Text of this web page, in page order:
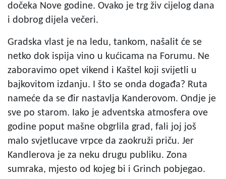
dočeka Nove godine. Ovako je trg živ cijelog dana
i dobrog dijela večeri.
Gradska vlast je na ledu, tankom, našalit će se
netko dok ispija vino u kućicama na Forumu. Ne
zaboravimo opet vikend i Kaštel koji svijetli u
bajkovitom izdanju. I što se onda događa? Ruta
nameće da se đir nastavlja Kanderovom. Ondje je
sve po starom. Iako je adventska atmosfera ove
godine poput mašne obgrlila grad, fali joj još
malo svjetlucave vrpce da zaokruži priču. Jer
Kandlerova je za neku drugu publiku. Zona
sumraka, mjesto od kojeg bi i Grinch pobjegao.